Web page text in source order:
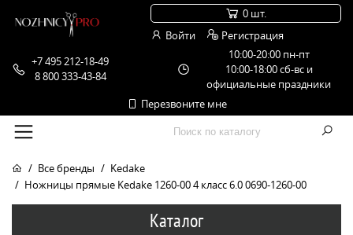
+7 495 212-18-49
8 800 333-43-84
10:00-20:00 пн-пт
10:00-18:00 сб-вс и
официальные праздники
Перезвоните мне
0 шт.
Войти
Регистрация
Все бренды
Kedake
Ножницы прямые Kedake 1260-00 4 класс 6.0 0690-1260-00
Каталог